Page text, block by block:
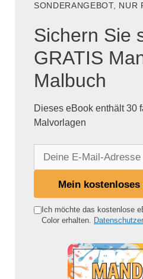
SONDERANGEBOT, NUR
Sichern Sie
GRATIS
Malbuch
Dieses eBook enthält 30
Malvorlagen
e
Mein
Ich möchte das kostenlose
Color erhalten.